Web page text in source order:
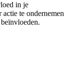
in je
te ondernemen